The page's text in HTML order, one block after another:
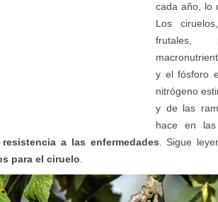
cada año, lo
Los
frutales,
y el fósforo
nitrógeno
y de las
hace en
a las enfermedades . Sigue
para el ciruelo